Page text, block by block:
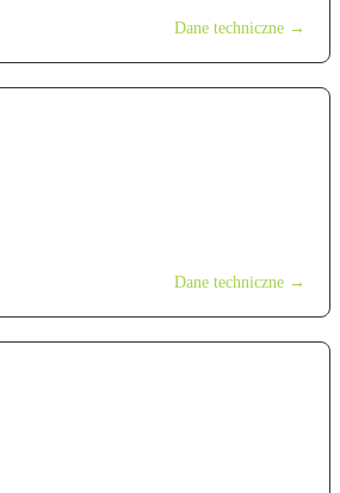
Dane techniczne →
Dane techniczne →